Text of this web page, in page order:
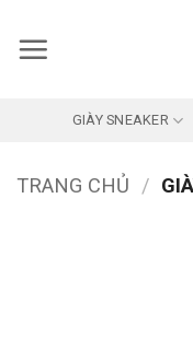
qua
GIÀY SNEAKER
TRANG CHỦ /